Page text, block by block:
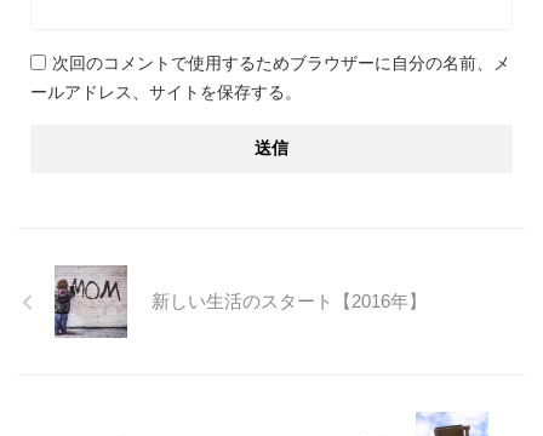
次回のコメントで使用するためブラウザーに自分の名前、メ
ールアドレス、サイトを保存する。
新しい生活のスタート【2016年】